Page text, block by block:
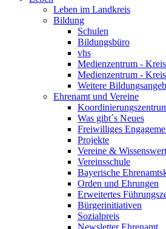
Leben im Landkreis
Bildung
Schulen
Bildungsbüro
vhs
Medienzentrum -
Medienzentrum -
Weitere
Ehrenamt und Vereine
Was gibt´s Neues
Freiwilliges
Projekte
Vereine &
Vereinsschule
Bayerische
Orden und Ehrungen
Erweitertes
Bürgerinitiativen
Sozialpreis
Newsletter Ehrenamt